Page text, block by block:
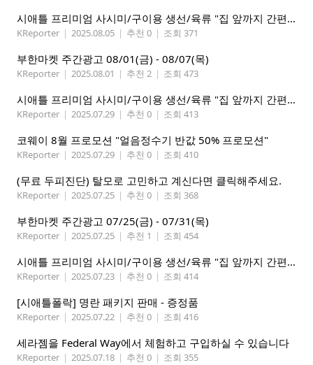
시애틀 프리미엄 사시미/구이용 생선/육류 "집 앞까지 간편하게" – 영오션닷컴
KReporter | 2025.08.05 | 추천 0 | 조회 371
부한마켓 주간광고 08/01(금) - 08/07(목)
KReporter | 2025.08.01 | 추천 2 | 조회 473
시애틀 프리미엄 사시미/구이용 생선/육류 "집 앞까지 간편하게" – 영오션닷컴
KReporter | 2025.07.29 | 추천 0 | 조회 413
코웨이 8월 프로모션 "얼음정수기 반값 50% 프로모션"
KReporter | 2025.07.29 | 추천 0 | 조회 410
(무료 두피진단) 탈모로 고민하고 계신다면 클릭해주세요.
KReporter | 2025.07.25 | 추천 0 | 조회 368
부한마켓 주간광고 07/25(금) - 07/31(목)
KReporter | 2025.07.25 | 추천 1 | 조회 454
시애틀 프리미엄 사시미/구이용 생선/육류 "집 앞까지 간편하게" – 영오션닷컴
KReporter | 2025.07.23 | 추천 0 | 조회 414
[시애틀폴락] 명란 패키지 판매 - 증정품
KReporter | 2025.07.22 | 추천 0 | 조회 416
세라젬을 Federal Way에서 체험하고 구입하실 수 있습니다
KReporter | 2025.07.18 | 추천 0 | 조회 355